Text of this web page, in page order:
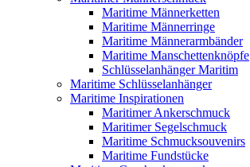
Maritime Männerketten
Maritime Männerringe
Maritime Männerarmbänder
Maritime Manschettenknöpfe
Schlüsselanhänger Maritim
Maritime Schlüsselanhänger
Maritime Inspirationen
Maritimer Ankerschmuck
Maritimer Segelschmuck
Maritime Schmucksouvenirs
Maritime Fundstücke